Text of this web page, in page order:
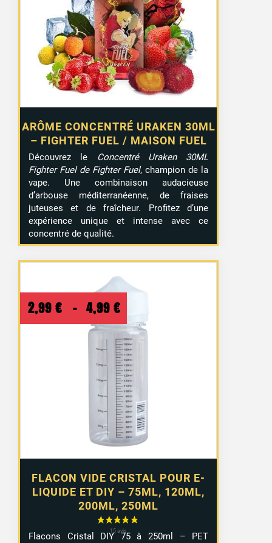
ARÔME CONCENTRÉ URAKEN 30ML
– FIGHTER FUEL / MAISON FUEL
Découvrez le Concentré Uraken 30ML
Fighter Fuel de Fighter Fuel, champion de la
vape. Une combinaison audacieuse
d’arbouse méditerranéenne, de fraises
juteuses et de fraîcheur. Profitez d’une
expérience unique et intense avec ce
concentré de qualité.
FLACON VIDE CRISTAL POUR E-
LIQUIDE ET DIY – 75ML, 120ML,
200ML, 250ML
2,99 € – 4,99 €
de
prix :
2,99 €
à
4,99 €
Flacons Cristal DIY 75 à 250ml – PET